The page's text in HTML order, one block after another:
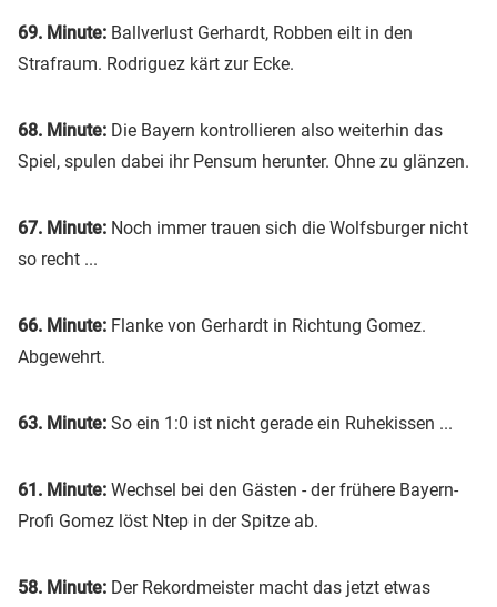
69. Minute: Ballverlust Gerhardt, Robben eilt in den
Strafraum. Rodriguez kärt zur Ecke.
68. Minute: Die Bayern kontrollieren also weiterhin das
Spiel, spulen dabei ihr Pensum herunter. Ohne zu glänzen.
67. Minute: Noch immer trauen sich die Wolfsburger nicht
so recht ...
66. Minute: Flanke von Gerhardt in Richtung Gomez.
Abgewehrt.
63. Minute: So ein 1:0 ist nicht gerade ein Ruhekissen ...
61. Minute: Wechsel bei den Gästen - der frühere Bayern-
Profi Gomez löst Ntep in der Spitze ab.
58. Minute: Der Rekordmeister macht das jetzt etwas